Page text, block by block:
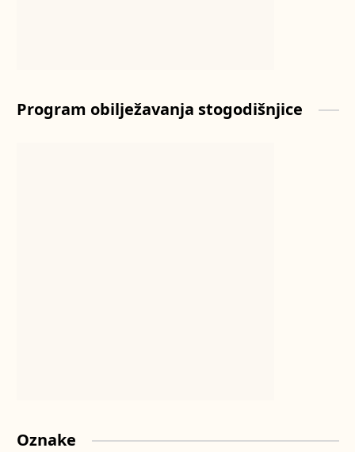
Program obilježavanja stogodišnjice
Oznake